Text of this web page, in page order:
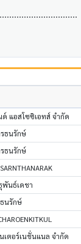
แอสโซซิเอทส์ จำกัด
ธนรักษ์
ธนรักษ์
นธ์เดชา
นรักษ์
เตอร์เนชั่นแนล จำกัด